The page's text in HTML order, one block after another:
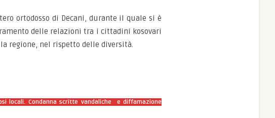
ortodosso di Decani, durante il quale si è
delle relazioni tra i cittadini kosovari
regione, nel rispetto delle diversità.
locali. Condanna scritte vandaliche e diffamazione